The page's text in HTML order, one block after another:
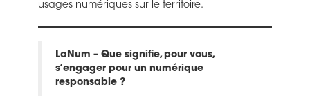
usages numériques sur le territoire.
LaNum – Que signifie, pour vous,
s’engager pour un numérique
responsable ?